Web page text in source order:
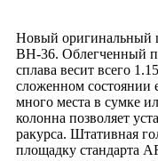
Новый оригинальный
BH-36. Облегченный
сплава весит всего
сложенном состоянии
много места в сумке
колонна позволяет
ракурса. Штативная
площадку стандарта